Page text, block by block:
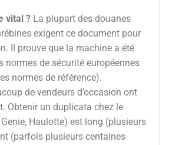
vital ? La plupart des douanes
exigent ce document pour
Il prouve que la machine a été
normes de sécurité européennes
normes de référence).
de vendeurs d’occasion ont
Obtenir un duplicata chez le
Haulotte) est long (plusieurs
(parfois plusieurs centaines